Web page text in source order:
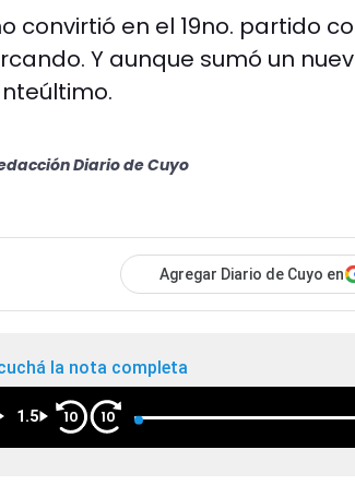
convirtió en el 19no. partido
Y aunque sumó un
Diario de Cuyo
Agregar Diario de Cuyo en
la nota completa
1.5 10 10